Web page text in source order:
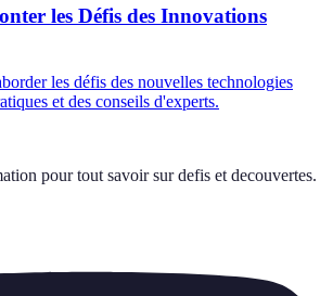
les Défis des Innovations
les défis des nouvelles technologies
et des conseils d'experts.
pour tout savoir sur defis et decouvertes.